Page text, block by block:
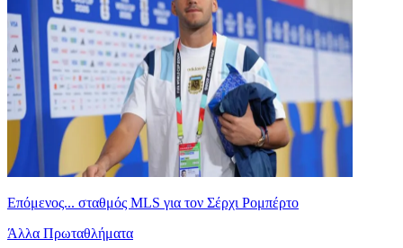
Επόμενος... σταθμός MLS για τον Σέρχι Ρομπέρτο
Άλλα Πρωταθλήματα